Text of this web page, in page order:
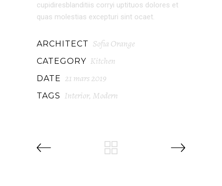
cupidiresblanditiis corryi uptituos dolores et
quas molestias excepturi sint ocaet.
ARCHITECT Sofia Orange
CATEGORY Kitchen
DATE 21 mars 2019
TAGS Interior, Modern